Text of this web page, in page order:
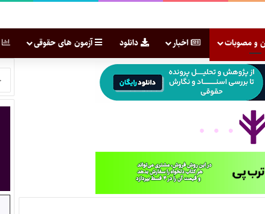
و مصوبات اخبار دانلود آزمون های حقوقی